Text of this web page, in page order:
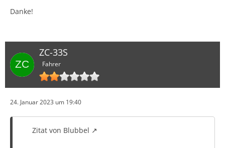
Danke!
ZC-33S
Fahrer
24. Januar 2023 um 19:40
Zitat von Blubbel